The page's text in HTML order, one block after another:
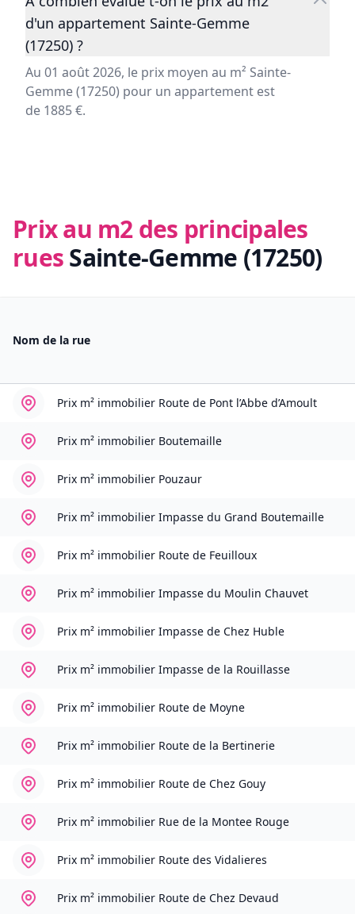
d'un appartement Sainte-Gemme
(17250) ?
Au 01 août 2026, le prix moyen au m² Sainte-
Gemme (17250) pour un appartement est
de 1885 €.
Prix au m2 des principales
ruesSainte-Gemme (17250)
Nom de la rue
Prix m² immobilier Route de Pont l’Abbe d’Amoult
Prix m² immobilier Boutemaille
Prix m² immobilier Pouzaur
Prix m² immobilier Impasse du Grand Boutemaille
Prix m² immobilier Route de Feuilloux
Prix m² immobilier Impasse du Moulin Chauvet
Prix m² immobilier Impasse de Chez Huble
Prix m² immobilier Impasse de la Rouillasse
Prix m² immobilier Route de Moyne
Prix m² immobilier Route de la Bertinerie
Prix m² immobilier Route de Chez Gouy
Prix m² immobilier Rue de la Montee Rouge
Prix m² immobilier Route des Vidalieres
Prix m² immobilier Route de Chez Devaud